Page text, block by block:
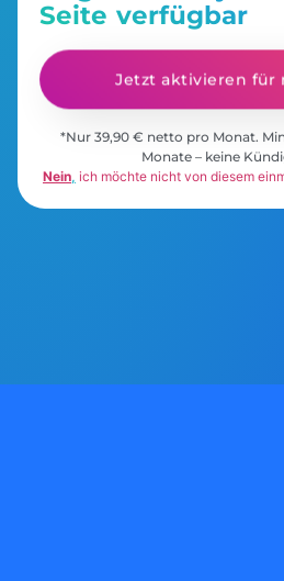
Seite verfügbar
Jetzt aktivieren für
*Nur 39,90 € netto pro Monat.
Monate – keine
Nein, ich möchte nicht von diesem